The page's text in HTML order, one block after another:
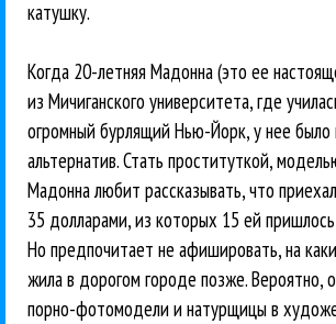
катушку.
Когда 20-летняя Мадонна (это ее
из Мичиганского университета, где
огромный бурлящий Нью-Йорк, у нее было
альтернатив. Стать проституткой,
Мадонна любит рассказывать, что
35 долларами, из которых 15 ей
Но предпочитает не афишировать, на
жила в дорогом городе позже.
порно-фотомодели и натурщицы в